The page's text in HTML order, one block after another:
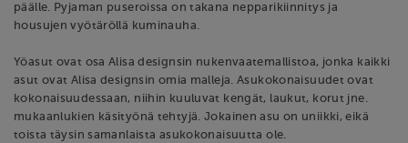
päälle. Pyjaman puseroissa on takana nepparikiinnitys ja
housujen vyötäröllä kuminauha.
Yöasut ovat osa Alisa designsin nukenvaatemallistoa, jonka kaikki
asut ovat Alisa designsin omia malleja. Asukokonaisuudet ovat
kokonaisuudessaan, niihin kuuluvat kengät, laukut, korut jne.
mukaanlukien käsityönä tehtyjä. Jokainen asu on uniikki, eikä
toista täysin samanlaista asukokonaisuutta ole.